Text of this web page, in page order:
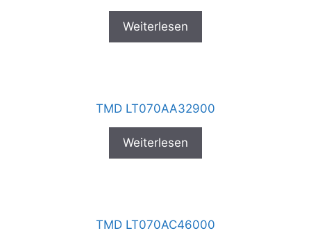
Weiterlesen
TMD LT070AA32900
Weiterlesen
TMD LT070AC46000